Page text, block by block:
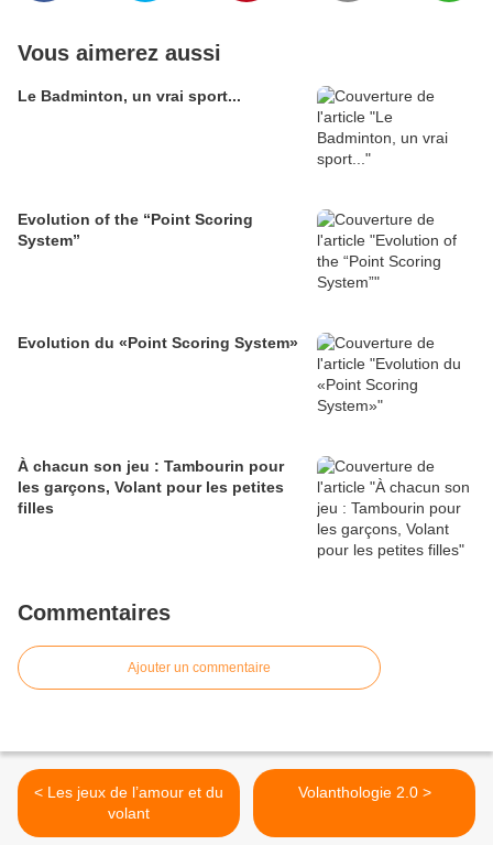
Vous aimerez aussi
Le Badminton, un vrai sport...
Evolution of the “Point Scoring
System”
Evolution du «Point Scoring System»
À chacun son jeu : Tambourin pour
les garçons, Volant pour les petites
filles
Commentaires
Ajouter un commentaire
< Les jeux de l’amour et du
volant
Volanthologie 2.0 >